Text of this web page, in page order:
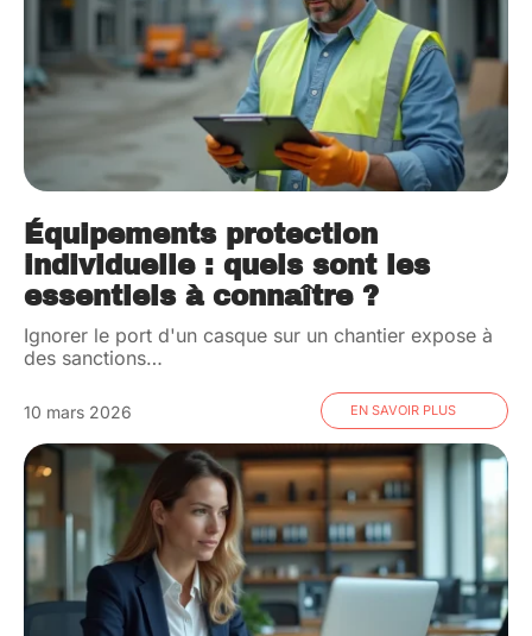
Équipements protection
individuelle : quels sont les
essentiels à connaître ?
Ignorer le port d'un casque sur un chantier expose à
des sanctions…
10 mars 2026 EN SAVOIR PLUS